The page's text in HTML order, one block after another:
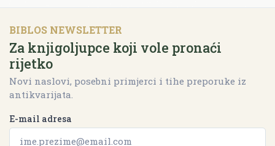
BIBLOS NEWSLETTER
Za knjigoljupce koji vole pronaći
rijetko
Novi naslovi, posebni primjerci i tihe preporuke iz
antikvarijata.
E-mail adresa